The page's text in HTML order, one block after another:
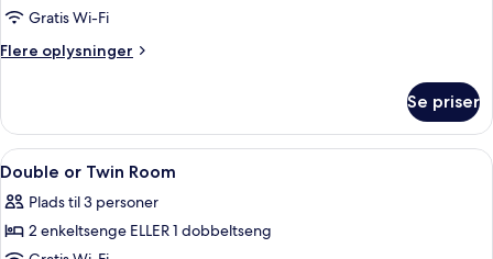
Gratis Wi-Fi
Flere oplysninger
Flere
Room
Se priser
Indlæs
alle
billeder
af
Et hotelværelse med to senge, et
24
Double or Twin Room
Plads til 3 personer
2 enkeltsenge ELLER 1 dobbeltseng